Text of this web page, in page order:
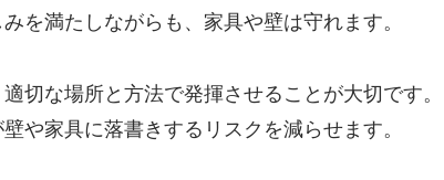
を満たしながらも、家具や壁は守れます。
切な場所と方法で発揮させることが大切です。
や家具に落書きするリスクを減らせます。